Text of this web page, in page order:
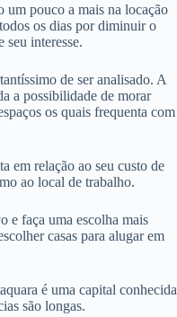
um pouco a mais na locação
os dias por diminuir o
seu interesse.
de ser analisado. A
a possibilidade de morar
os quais frequenta com
em relação ao seu custo de
ao local de trabalho.
e faça uma escolha mais
casas para alugar em
é uma capital conhecida
são longas.